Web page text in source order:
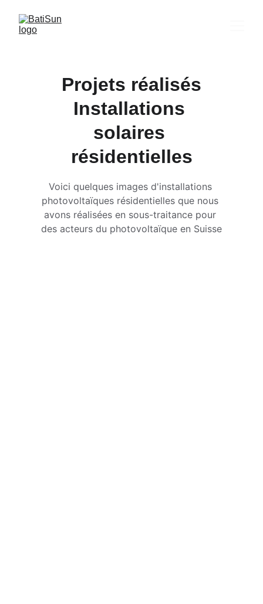
Projets réalisés
Installations
solaires
résidentielles
Voici quelques images d'installations
photovoltaïques résidentielles que nous
avons réalisées en sous-traitance pour
des acteurs du photovoltaïque en Suisse